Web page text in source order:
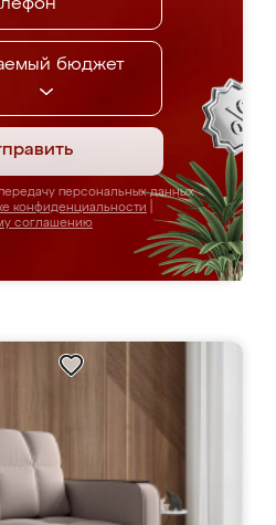
бюджет
персональных данных
конфиденциальности
соглашению